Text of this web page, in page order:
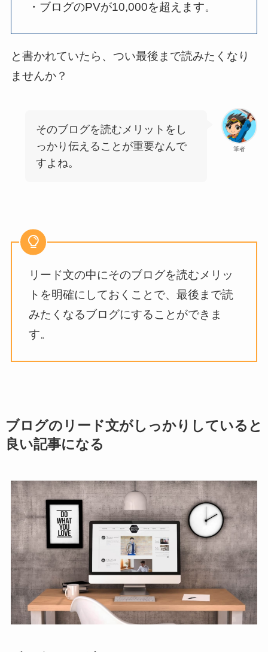
・ブログのPVが10,000を超えます。
と書かれていたら、つい最後まで読みたくなり
ませんか？
筆者
そのブログを読むメリットをし
っかり伝えることが重要なんで
すよね。
リード文の中にそのブログを読むメリッ
トを明確にしておくことで、最後まで読
みたくなるブログにすることができま
す。
ブログのリード文がしっかりしていると
良い記事になる